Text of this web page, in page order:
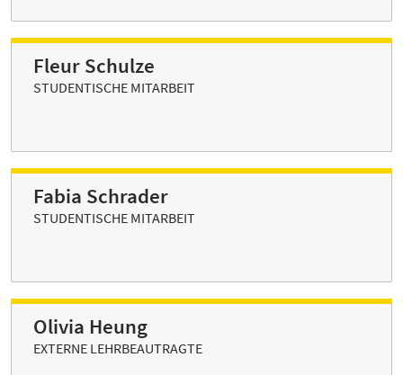
Fleur Schulze
STUDENTISCHE MITARBEIT
Fabia Schrader
STUDENTISCHE MITARBEIT
Olivia Heung
EXTERNE LEHRBEAUTRAGTE